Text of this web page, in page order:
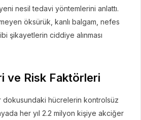
nesil tedavi yöntemlerini anlattı.
öksürük, kanlı balgam, nefes
şikayetlerin ciddiye alınması
ve Risk Faktörleri
hücrelerin kontrolsüz
her yıl 2.2 milyon kişiye akciğer